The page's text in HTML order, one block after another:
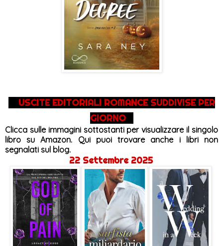
USCITE EDITORIALI ROMANCE SUDDIVISE PER
GIORNO
Clicca sulle immagini sottostanti per visualizzare il singolo
libro su Amazon. Qui puoi trovare anche i libri non
segnalati sul blog.
22 Settembre 2025